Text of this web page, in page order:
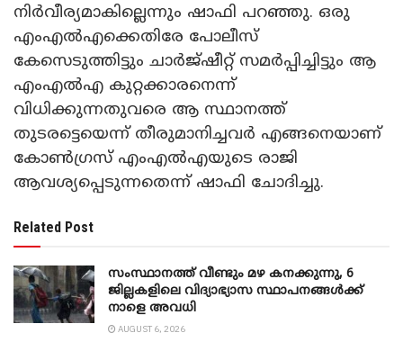
നിർവീര്യമാകില്ലെന്നും ഷാഫി പറഞ്ഞു. ഒരു
എംഎൽഎക്കെതിരേ പോലീസ്
കേസെടുത്തിട്ടും ചാർജ്ഷീറ്റ് സമർപ്പിച്ചിട്ടും ആ
എംഎൽഎ കുറ്റക്കാരനെന്ന്
വിധിക്കുന്നതുവരെ ആ സ്ഥാനത്ത്
തുടരട്ടെയെന്ന് തീരുമാനിച്ചവർ എങ്ങനെയാണ്
കോൺഗ്രസ് എംഎൽഎയുടെ രാജി
ആവശ്യപ്പെടുന്നതെന്ന് ഷാഫി ചോദിച്ചു.
Related Post
സംസ്ഥാനത്ത് വീണ്ടും മഴ കനക്കുന്നു, 6
ജില്ലകളിലെ വിദ്യാഭ്യാസ സ്ഥാപനങ്ങൾക്ക്
നാളെ അവധി
AUGUST 6, 2026